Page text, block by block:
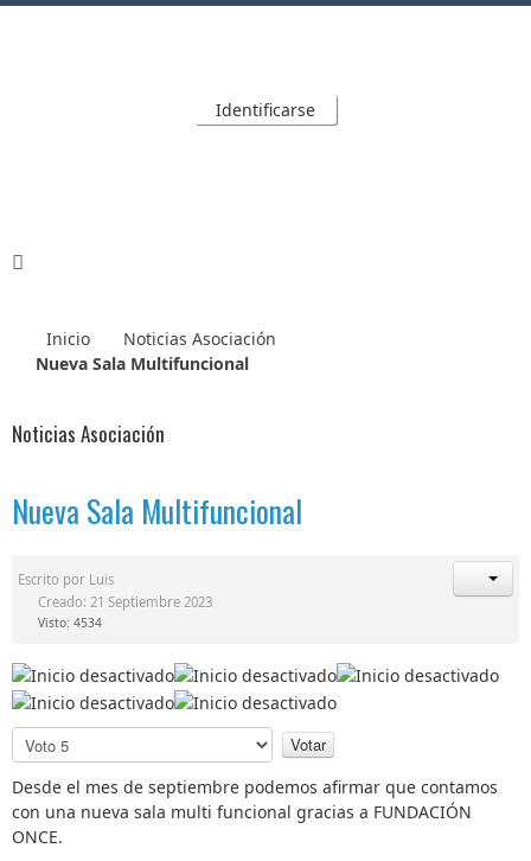
Identificarse
Inicio
Noticias Asociación
Nueva Sala Multifuncional
Noticias Asociación
Nueva Sala Multifuncional
Escrito por Luis
Creado: 21 Septiembre 2023
Visto: 4534
o
r
f
a
Desde el mes de septiembre podemos afirmar que contamos
con una nueva sala multi funcional gracias a FUNDACIÓN
ONCE.